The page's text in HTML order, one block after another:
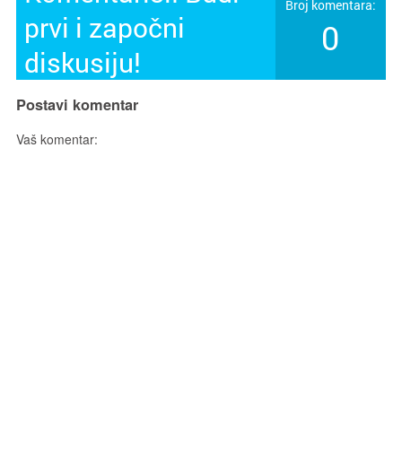
prvi i započni
diskusiju!
Broj komentara:
0
Postavi komentar
Vaš komentar: